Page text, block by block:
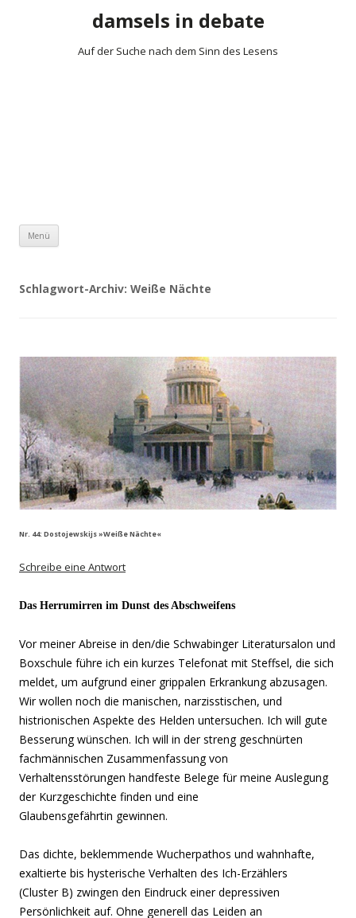
damsels in debate
Auf der Suche nach dem Sinn des Lesens
Menü
Schlagwort-Archiv: Weiße Nächte
Nr. 44: Dostojewskijs »Weiße Nächte«
Schreibe eine Antwort
Das Herrumirren im Dunst des Abschweifens
Vor meiner Abreise in den/die Schwabinger Literatursalon und
Boxschule führe ich ein kurzes Telefonat mit Steffsel, die sich
meldet, um aufgrund einer grippalen Erkrankung abzusagen.
Wir wollen noch die manischen, narzisstischen, und
histrionischen Aspekte des Helden untersuchen. Ich will gute
Besserung wünschen. Ich will in der streng geschnürten
fachmännischen Zusammenfassung von
Verhaltensstörungen handfeste Belege für meine Auslegung
der Kurzgeschichte finden und eine
Glaubensgefährtin gewinnen.
Das dichte, beklemmende Wucherpathos und wahnhafte,
exaltierte bis hysterische Verhalten des Ich-Erzählers
(Cluster B) zwingen den Eindruck einer depressiven
Persönlichkeit auf. Ohne generell das Leiden an